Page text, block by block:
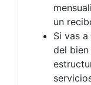
un
Si vas
del bien